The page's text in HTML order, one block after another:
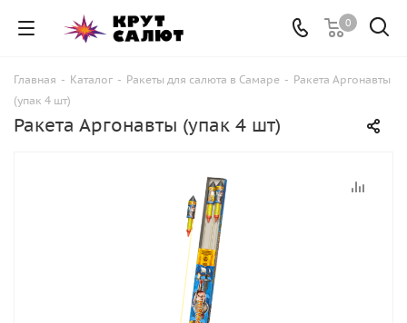
0
Главная - Каталог - Ракеты для салюта в Самаре - Ракета Аргонавты
(упак 4 шт)
Ракета Аргонавты (упак 4 шт)